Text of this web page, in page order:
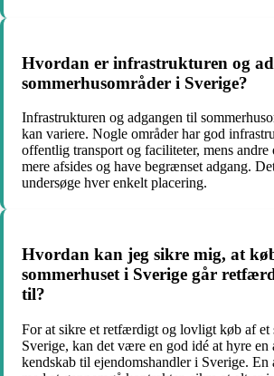
Hvordan er infrastrukturen og
sommerhusområder i Sverige?
Infrastrukturen og adgangen til
kan variere. Nogle områder har god
offentlig transport og faciliteter, mens
mere afsides og have begrænset adgang.
undersøge hver enkelt placering.
Hvordan kan jeg sikre mig, at
sommerhuset i Sverige går
til?
For at sikre et retfærdigt og lovligt køb af et
Sverige, kan det være en god idé at hyre en
kendskab til ejendomshandler i Sverige.